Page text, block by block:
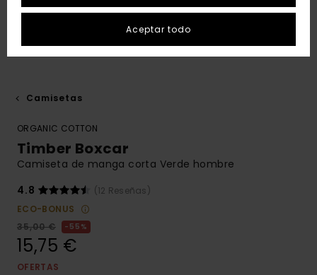
Camisetas
ORGANIC COTTON
Timber Boxcar
Camiseta de manga corta Verde hombre
4.8
(12 Reseñas)
ECO-BONUS
35,00 €
55%
15,75 €
OFERTAS
Aceptar todo